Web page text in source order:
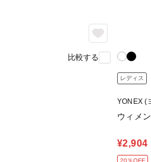
比較する
レディス
YONEX (
ウィメ
¥2,904
20％OFF